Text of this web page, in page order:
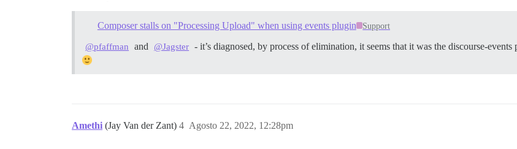
Composer stalls on "Processing Upload" when using events plugin Support
@pfaffman and @Jagster - it’s diagnosed, by process of elimination, it seems that it was the discourse-
Amethi (Jay Van der Zant) Agosto 22, 2022, 12:28pm
4